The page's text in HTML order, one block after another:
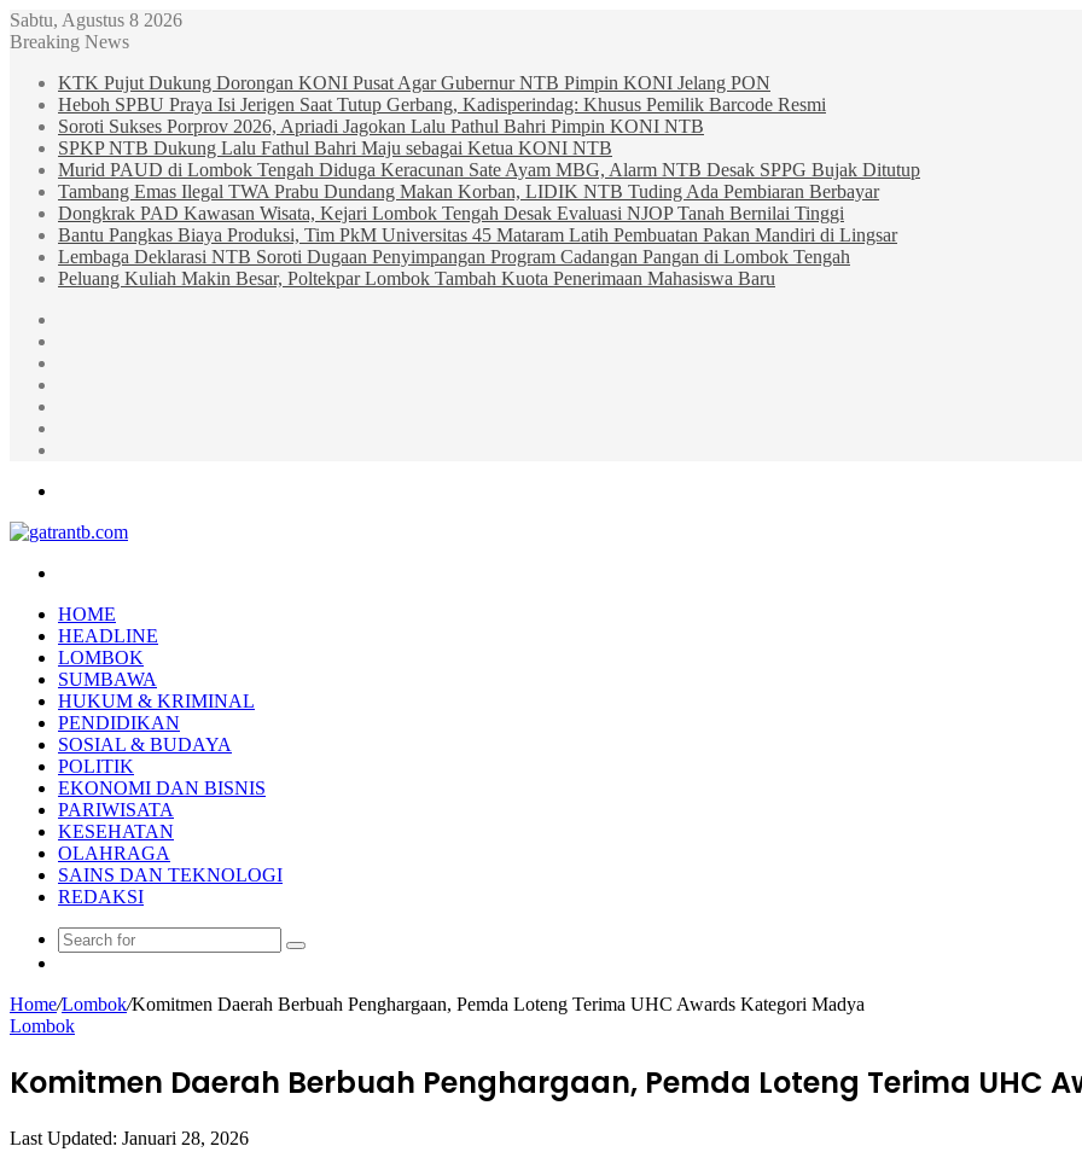
Sabtu, Agustus 8 2026
Breaking News
KTK Pujut Dukung Dorongan KONI Pusat Agar Gubernur NTB Pimpin KONI Jelang PON
Heboh SPBU Praya Isi Jerigen Saat Tutup Gerbang, Kadisperindag: Khusus Pemilik Barcode Resmi
Soroti Sukses Porprov 2026, Apriadi Jagokan Lalu Pathul Bahri Pimpin KONI NTB
SPKP NTB Dukung Lalu Fathul Bahri Maju sebagai Ketua KONI NTB
Murid PAUD di Lombok Tengah Diduga Keracunan Sate Ayam MBG, Alarm NTB Desak SPPG Bujak Ditutup
Tambang Emas Ilegal TWA Prabu Dundang Makan Korban, LIDIK NTB Tuding Ada Pembiaran Berbayar
Dongkrak PAD Kawasan Wisata, Kejari Lombok Tengah Desak Evaluasi NJOP Tanah Bernilai Tinggi
Bantu Pangkas Biaya Produksi, Tim PkM Universitas 45 Mataram Latih Pembuatan Pakan Mandiri di Lingsar
Lembaga Deklarasi NTB Soroti Dugaan Penyimpangan Program Cadangan Pangan di Lombok Tengah
Peluang Kuliah Makin Besar, Poltekpar Lombok Tambah Kuota Penerimaan Mahasiswa Baru
HOME
HEADLINE
LOMBOK
SUMBAWA
HUKUM & KRIMINAL
PENDIDIKAN
SOSIAL & BUDAYA
POLITIK
EKONOMI DAN BISNIS
PARIWISATA
KESEHATAN
OLAHRAGA
SAINS DAN TEKNOLOGI
REDAKSI
Search
Home/Lombok/Komitmen Daerah Berbuah Penghargaan, Pemda Loteng Terima UHC Awards Kategori Madya
Lombok
Komitmen Daerah Berbuah Penghargaan, Pemda Loteng Terima UHC
Last Updated: Januari 28, 2026